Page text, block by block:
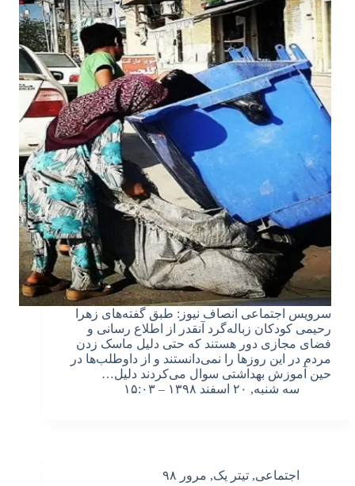
سرویس اجتماعی انصاف نیوز: طبق گفته‌های زهرا
رحیمی کودکان زباله‌گرد آنقدر از اطلاع رسانی و
فضای مجازی دور هستند که حتی دلیل ماسک زدن
مردم در این روزها را نمی‌دانستند و از داوطلب‌ها در
حین آموزش بهداشتی سوال می‌کردند دلیل…
سه شنبه, ۲۰ اسفند ۱۳۹۸ – ۱۵:۰۳
اجتماعی, تیتر یک, مرور ۹۸